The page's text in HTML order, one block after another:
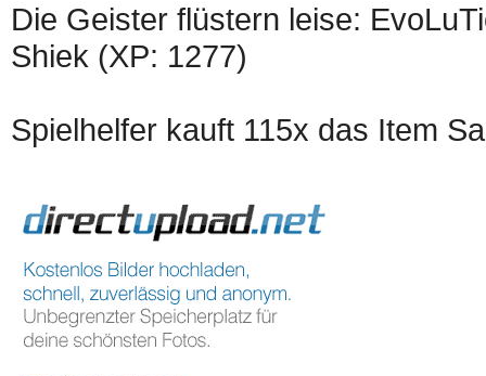
Die Geister flüstern leise:
Shiek (XP: 1277)
Spielhelfer kauft 115x das Item